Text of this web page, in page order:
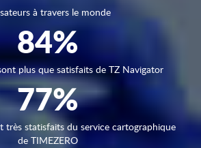
à travers le monde
84%
plus que satisfaits de TZ Navigator
77%
très statisfaits du service cartographique
de TIMEZERO